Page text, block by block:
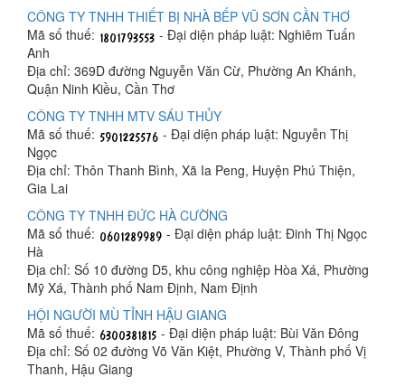
CÔNG TY TNHH THIẾT BỊ NHÀ BẾP VŨ SƠN CẦN THƠ
Mã số thuế:
- Đại diện pháp luật: Nghiêm Tuấn
Anh
Địa chỉ: 369D đường Nguyễn Văn Cừ, Phường An Khánh,
Quận Ninh Kiều, Cần Thơ
CÔNG TY TNHH MTV SÁU THỦY
Mã số thuế:
- Đại diện pháp luật: Nguyễn Thị
Ngọc
Địa chỉ: Thôn Thanh Bình, Xã Ia Peng, Huyện Phú Thiện,
Gia Lai
CÔNG TY TNHH ĐỨC HÀ CƯỜNG
Mã số thuế:
- Đại diện pháp luật: Đinh Thị Ngọc
Hà
Địa chỉ: Số 10 đường D5, khu công nghiệp Hòa Xá, Phường
Mỹ Xá, Thành phố Nam Định, Nam Định
HỘI NGƯỜI MÙ TỈNH HẬU GIANG
Mã số thuế:
- Đại diện pháp luật: Bùi Văn Đông
Địa chỉ: Số 02 đường Võ Văn Kiệt, Phường V, Thành phố Vị
Thanh, Hậu Giang